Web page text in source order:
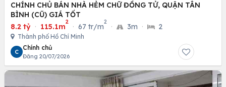
CHÍNH CHỦ BÁN NHÀ HẺM CHỮ ĐỒNG TỬ, QUẬN TÂN
BÌNH (CŨ) GIÁ TỐT
8.2 tỷ · 115.1m
2
· 67 tr/m
2
· 3m · 2
Thành phố Hồ Chí Minh
C
Chính chủ
Đăng 20/07/2026